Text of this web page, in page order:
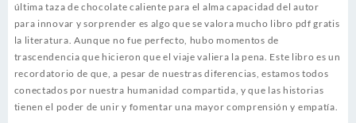
última taza de chocolate caliente para el alma capacidad del autor
para innovar y sorprender es algo que se valora mucho libro pdf gratis
la literatura. Aunque no fue perfecto, hubo momentos de
trascendencia que hicieron que el viaje valiera la pena. Este libro es un
recordatorio de que, a pesar de nuestras diferencias, estamos todos
conectados por nuestra humanidad compartida, y que las historias
tienen el poder de unir y fomentar una mayor comprensión y empatía.